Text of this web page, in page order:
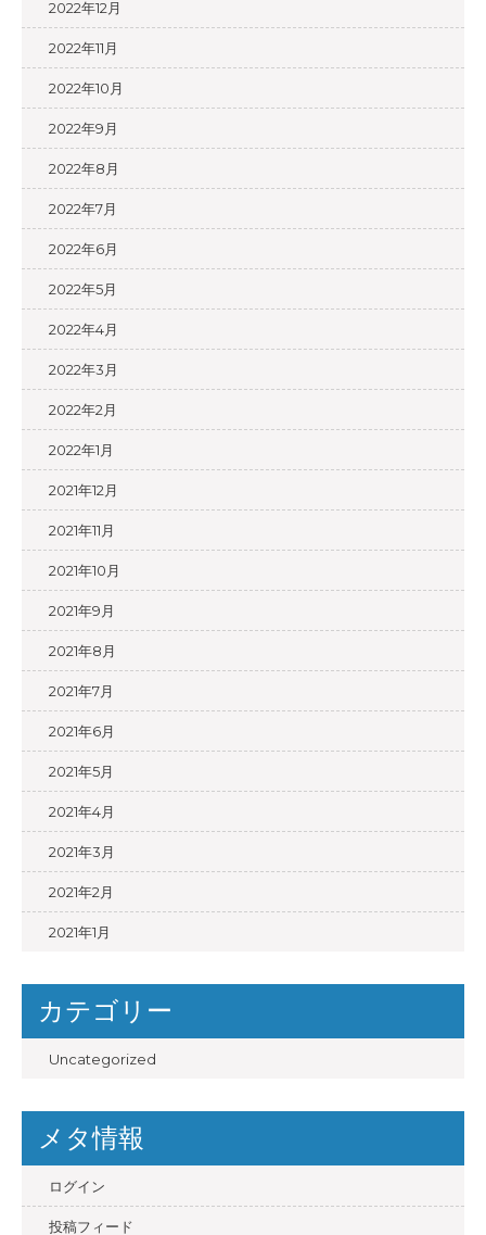
2022年12月
2022年11月
2022年10月
2022年9月
2022年8月
2022年7月
2022年6月
2022年5月
2022年4月
2022年3月
2022年2月
2022年1月
2021年12月
2021年11月
2021年10月
2021年9月
2021年8月
2021年7月
2021年6月
2021年5月
2021年4月
2021年3月
2021年2月
2021年1月
カテゴリー
Uncategorized
メタ情報
ログイン
投稿フィード